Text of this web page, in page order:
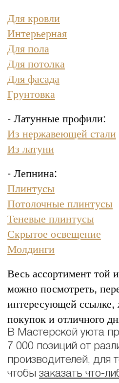
Для кровли
Интерьерная
Для пола
Для потолка
Для фасада
Грунтовка
- Латунные профили:
Из нержавеющей стали
Из латуни
- Лепнина:
Плинтусы
Потолочные плинтусы
Теневые плинтусы
Скрытое освещение
Молдинги
Весь ассортимент той
можно посмотреть,
интересующей
покупок и отличного
В Мастерской уюта
7 000 позиций от
производителей, для
чтобы заказать что-